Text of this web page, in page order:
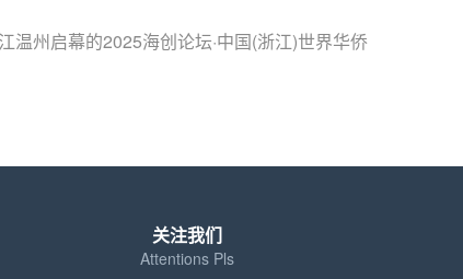
州启幕的2025海创论坛·中国(浙江)世界华侨
关注我们
Attentions Pls